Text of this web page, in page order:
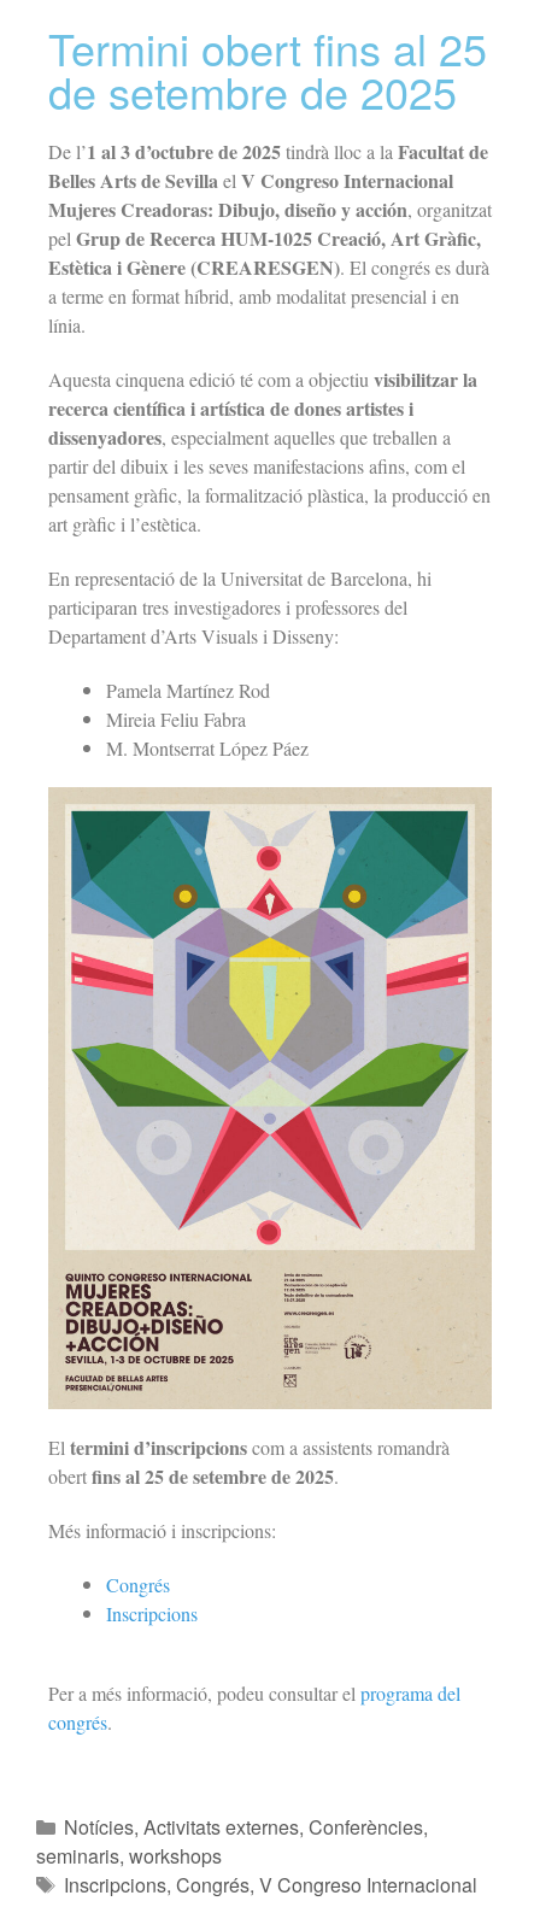
Termini obert fins al 25
de setembre de 2025
De l’1 al 3 d’octubre de 2025tindrà lloc a la Facultat de
Belles Arts de Sevillael V Congreso Internacional
Mujeres Creadoras: Dibujo, diseño y acción, organitzat
pel Grup de Recerca HUM-1025 Creació, Art Gràfic,
Estètica i Gènere (CREARESGEN). El congrés es durà
a terme en format híbrid, amb modalitat presencial i en
línia.
Aquesta cinquena edició té com a objectiu visibilitzar la
recerca científica i artística de dones artistes i
dissenyadores, especialment aquelles que treballen a
partir del dibuix i les seves manifestacions afins, com el
pensament gràfic, la formalització plàstica, la producció en
art gràfic i l’estètica.
En representació de la Universitat de Barcelona, hi
participaran tres investigadores i professores del
Departament d’Arts Visuals i Disseny:
Pamela Martínez Rod
Mireia Feliu Fabra
M. Montserrat López Páez
El termini d’inscripcionscom a assistents romandrà
obertfins al 25 de setembre de 2025.
Més informació i inscripcions:
Congrés
Inscripcions
Per a més informació, podeu consultar el programa del
congrés.
Notícies, Activitats externes, Conferències,
seminaris, workshops
Inscripcions, Congrés, V Congreso Internacional